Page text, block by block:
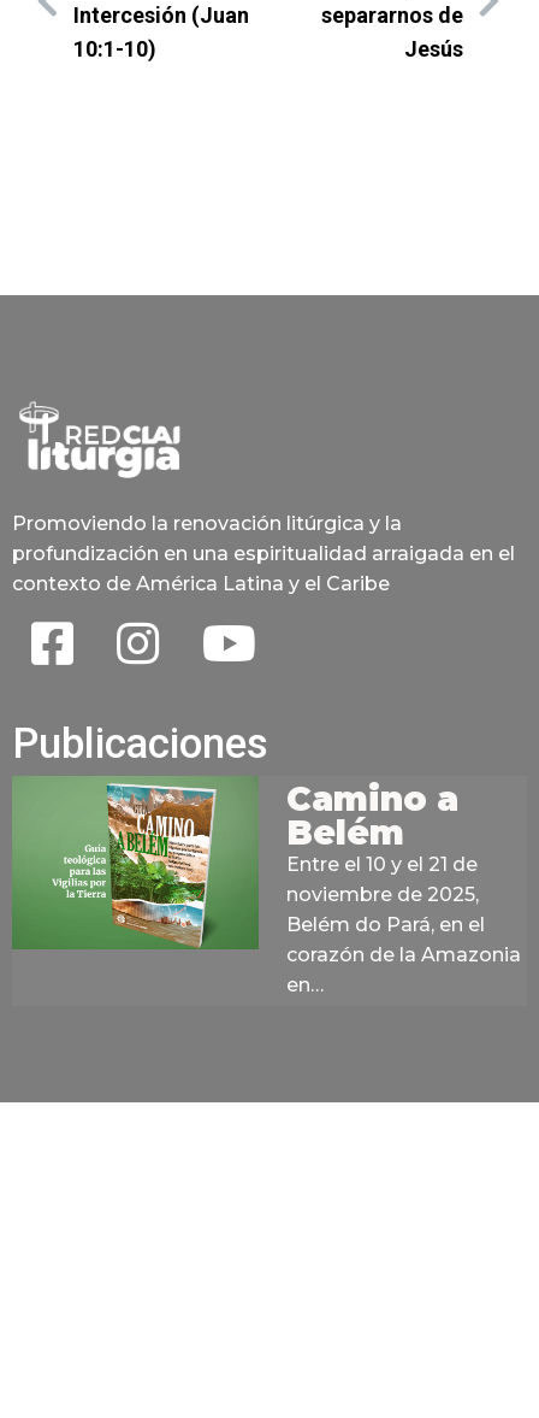
Intercesión (Juan
10:1-10)
separarnos de
Jesús
Promoviendo la renovación litúrgica y la
profundización en una espiritualidad arraigada en el
contexto de América Latina y el Caribe
Publicaciones
Camino a
Belém
Entre el 10 y el 21 de
noviembre de 2025,
Belém do Pará, en el
corazón de la Amazonia
en…